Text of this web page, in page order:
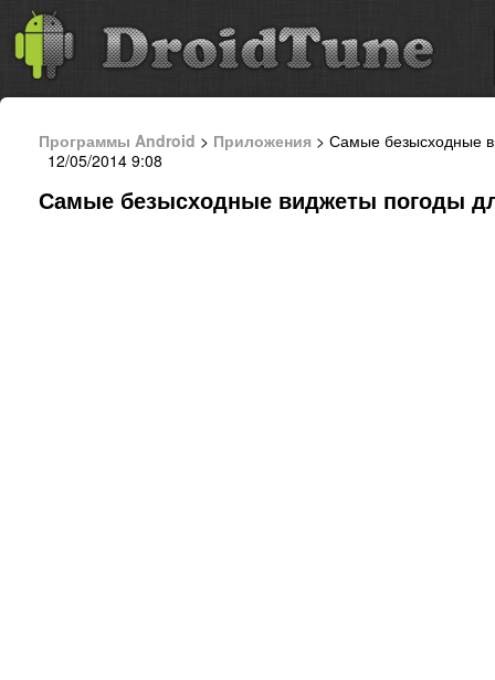
Программы Android > Приложения > Самые безысходные
12/05/2014 9:08
Самые безысходные виджеты погоды